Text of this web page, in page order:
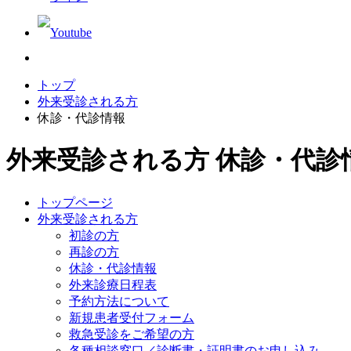
トップ
外来受診される方
休診・代診情報
外来受診される方 休診・代診
トップページ
外来受診される方
初診の方
再診の方
休診・代診情報
外来診療日程表
予約方法について
新規患者受付フォーム
救急受診をご希望の方